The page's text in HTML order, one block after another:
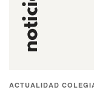
ACTUALIDAD